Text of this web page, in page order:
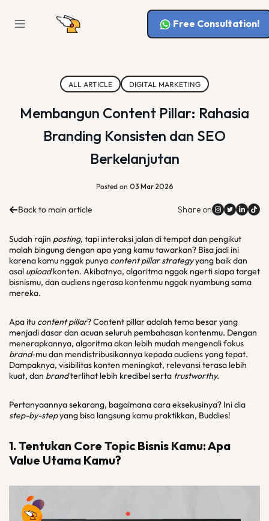
Free Consultation!
ALL ARTICLE DIGITAL MARKETING
Membangun Content Pillar: Rahasia
Branding Konsisten dan SEO
Berkelanjutan
Posted on 03 Mar 2026
Back to main article Share on
Sudah rajin posting, tapi interaksi jalan di tempat dan pengikut
malah bingung dengan apa yang kamu tawarkan? Bisa jadi ini
karena kamu nggak punya content pillar strategyyang baik dan
asal uploadkonten. Akibatnya, algoritma nggak ngerti siapa target
bisnismu, dan audiens ngerasa kontenmu nggak nyambung sama
mereka.
Apa itu content pillar? Content pillar adalah tema besar yang
menjadi dasar dan acuan seluruh pembahasan kontenmu. Dengan
menerapkannya, algoritma akan lebih mudah mengenali fokus
brand-mu dan mendistribusikannya kepada audiens yang tepat.
Dampaknya, visibilitas konten meningkat, relevansi terasa lebih
kuat, dan brandterlihat lebih kredibel serta trustworthy.
Pertanyaannya sekarang, bagaimana cara eksekusinya? Ini dia
step-by-stepyang bisa langsung kamu praktikkan, Buddies!
1. Tentukan Core Topic Bisnis Kamu: Apa
Value Utama Kamu?